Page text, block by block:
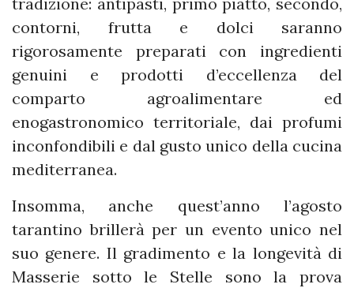
contorni, frutta e dolci saranno
rigorosamente preparati con ingredienti
genuini e prodotti d’eccellenza del
comparto agroalimentare ed
enogastronomico territoriale, dai profumi
inconfondibili e dal gusto unico della cucina
mediterranea.
Insomma, anche quest’anno l’agosto
tarantino brillerà per un evento unico nel
suo genere. Il gradimento e la longevità di
Masserie sotto le Stelle sono la prova